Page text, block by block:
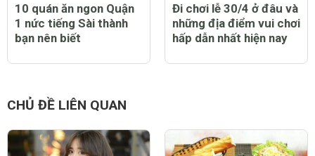
10 quán ăn ngon Quận
1 nức tiếng Sài thành
bạn nên biết
Đi chơi lễ 30/4 ở đâu và
những địa điểm vui chơi
hấp dẫn nhất hiện nay
CHỦ ĐỀ LIÊN QUAN